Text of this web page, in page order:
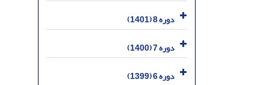
دوره 8 (1401)
دوره 7 (1400)
دوره 6 (1399)